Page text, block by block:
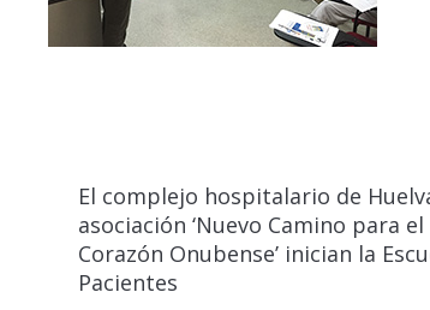
El complejo hospitalario de
asociación ‘Nuevo Camino para el
Corazón Onubense’ inician la
Pacientes